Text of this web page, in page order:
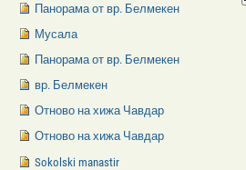
Панорама от вр. Белмекен
Мусала
Панорама от вр. Белмекен
вр. Белмекен
Отново на хижа Чавдар
Отново на хижа Чавдар
Sokolski manastir